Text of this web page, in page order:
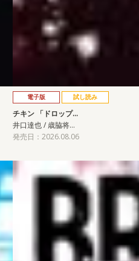
電子版 試し読み
チキン 「ドロップ…
井口達也 / 歳脇将…
発売日：2026.08.06